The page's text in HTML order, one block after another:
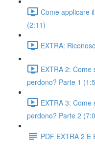
Come applicare
(2:11)
EXTRA:
EXTRA 2:
perdono? Parte 1
EXTRA 3:
perdono? Parte 2
PDF EXTRA 2 E